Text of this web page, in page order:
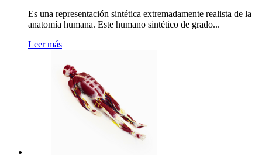
Es una representación sintética extremadamente realista de la
anatomía humana. Este humano sintético de grado...
Leer más